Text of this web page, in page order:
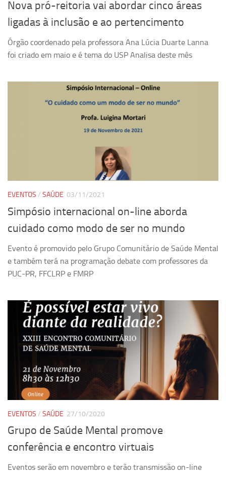
Nova pró-reitoria vai abordar cinco áreas
ligadas à inclusão e ao pertencimento
Órgão coordenado pela professora Ana Lúcia Duarte Lanna
foi criado em maio e é tema do USP Analisa deste mês
EVENTOS / SAÚDE 03/11/2021
Simpósio internacional on-line aborda
cuidado como modo de ser no mundo
Evento é promovido pelo Grupo Comunitário de Saúde Mental
e também terá na programação debate com professores da
PUC-PR, FFCLRP e FMRP
EVENTOS / SAÚDE 27/10/2020
Grupo de Saúde Mental promove
conferência e encontro virtuais
Eventos serão em novembro e terão transmissão on-line